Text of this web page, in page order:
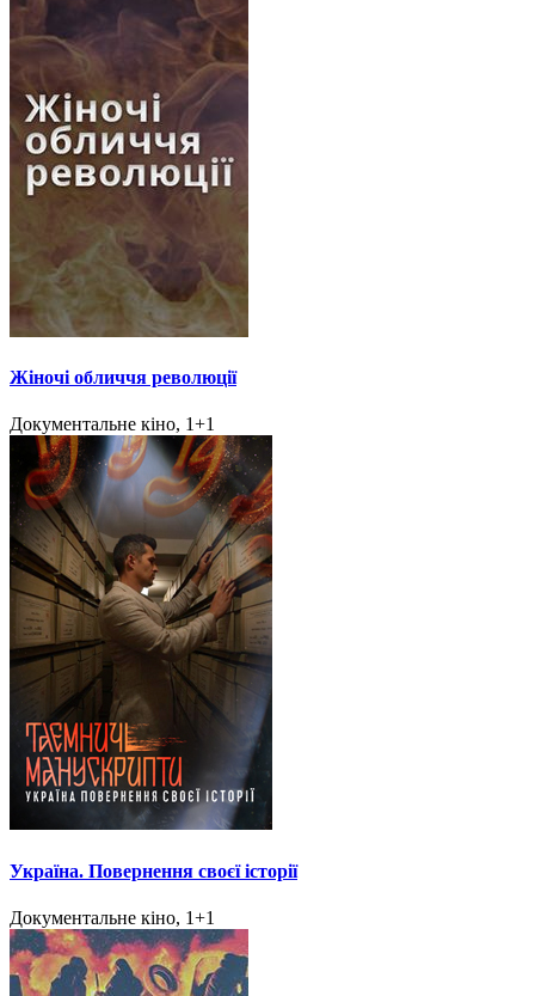
Жіночі обличчя революції
Документальне кіно, 1+1
Україна. Повернення своєї історії
Документальне кіно, 1+1